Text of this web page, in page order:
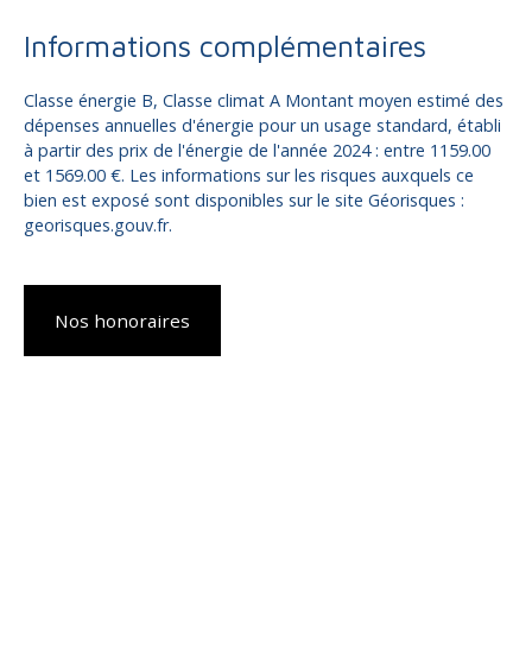
Informations complémentaires
Classe énergie B, Classe climat A Montant moyen estimé des
dépenses annuelles d'énergie pour un usage standard, établi
à partir des prix de l'énergie de l'année 2024 : entre 1159.00
et 1569.00 €. Les informations sur les risques auxquels ce
bien est exposé sont disponibles sur le site Géorisques :
georisques.gouv.fr.
Nos honoraires